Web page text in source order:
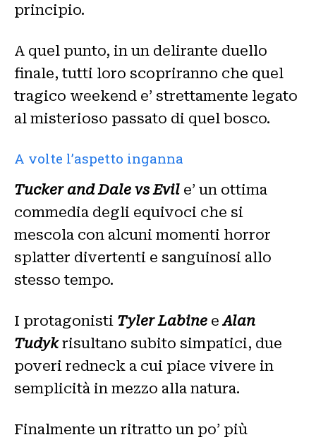
principio.
A quel punto, in un delirante duello
finale, tutti loro scopriranno che quel
tragico weekend e’ strettamente legato
al misterioso passato di quel bosco.
A volte l’aspetto inganna
Tucker and Dale vs Evil e’ un ottima
commedia degli equivoci che si
mescola con alcuni momenti horror
splatter divertenti e sanguinosi allo
stesso tempo.
I protagonisti Tyler Labine eAlan
Tudykrisultano subito simpatici, due
poveri redneck a cui piace vivere in
semplicità in mezzo alla natura.
Finalmente un ritratto un po’ più